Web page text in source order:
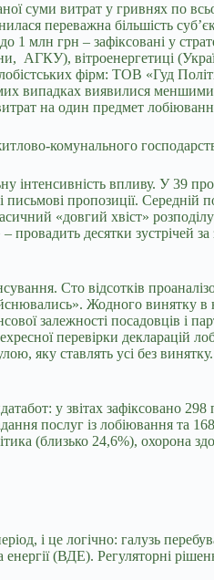
суми витрат у гривнях по
переважна більшість
грн – зафіксовані у
вітроенергетиці
фірм: ТОВ «Гуд
випадках виявилися
на один предмет
комунального
впливу. У 39
письмові пропозиції.
«довгий хвіст»
десятки зустрічей
Сто відсотків
Жодного винятку
залежності посадовців і
перевірки декларацій
яку ставлять усі без
у звітах зафіксовано 298
послуг із лобіювання та
(близько 24,6%), охорона
і це логічно: галузь
(ВДЕ). Регуляторні